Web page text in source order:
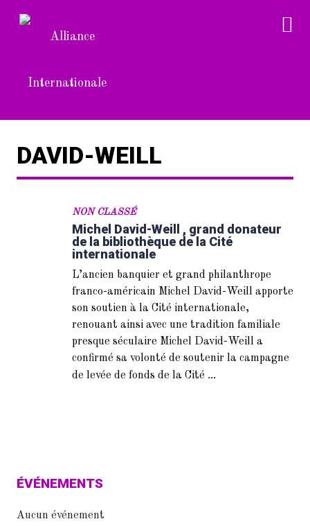
DAVID-WEILL
NON CLASSÉ
Michel David-Weill , grand donateur
de la bibliothèque de la Cité
internationale
L’ancien banquier et grand philanthrope
franco-américain Michel David-Weill apporte
son soutien à la Cité internationale,
renouant ainsi avec une tradition familiale
presque séculaire Michel David-Weill a
confirmé sa volonté de soutenir la campagne
de levée de fonds de la Cité ...
ÉVÉNEMENTS
Aucun événement